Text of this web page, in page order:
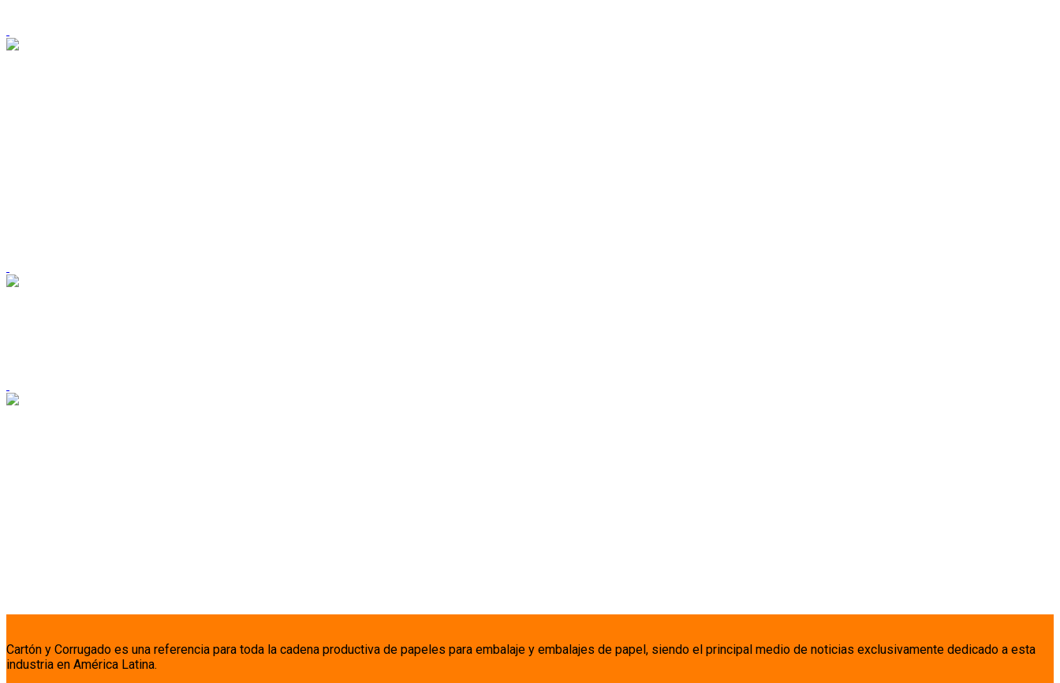
Cartón y Corrugado es una referencia para toda la cadena productiva de papeles para embalaje y embalajes de papel, siendo el principal medio de noticias exclusivamente dedicado a esta
industria en América Latina.